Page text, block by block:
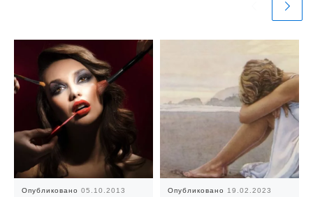
Опубликовано05.10.2013 Опубликовано 19.02.2023